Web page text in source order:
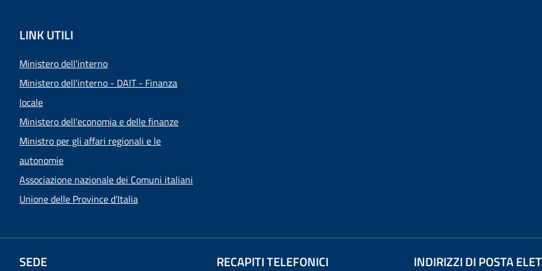
LINK UTILI
Ministero dell'interno
Ministero dell'interno - DAIT - Finanza
locale
Ministero dell'economia e delle finanze
Ministro per gli affari regionali e le
autonomie
Associazione nazionale dei Comuni italiani
Unione delle Province d'Italia
SEDE RECAPITI TELEFONICI INDIRIZZI DI POSTA